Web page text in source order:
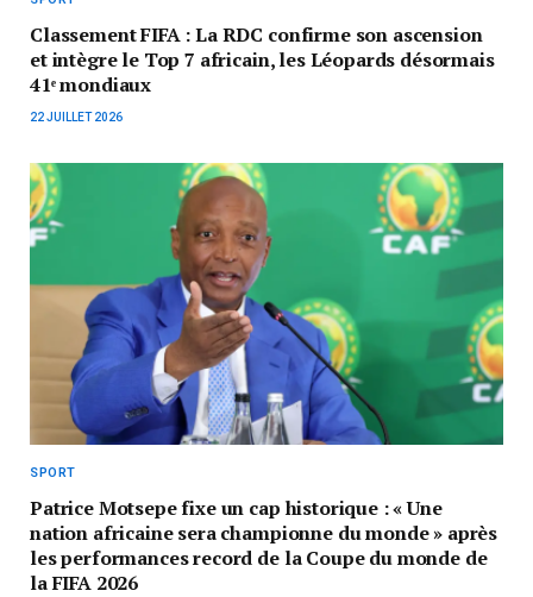
Classement FIFA : La RDC confirme son ascension
et intègre le Top 7 africain, les Léopards désormais
41ᵉ mondiaux
22 JUILLET 2026
SPORT
Patrice Motsepe fixe un cap historique : « Une
nation africaine sera championne du monde » après
les performances record de la Coupe du monde de
la FIFA 2026